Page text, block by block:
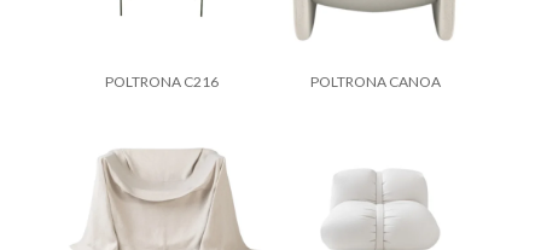
POLTRONA C216 POLTRONA CANOA